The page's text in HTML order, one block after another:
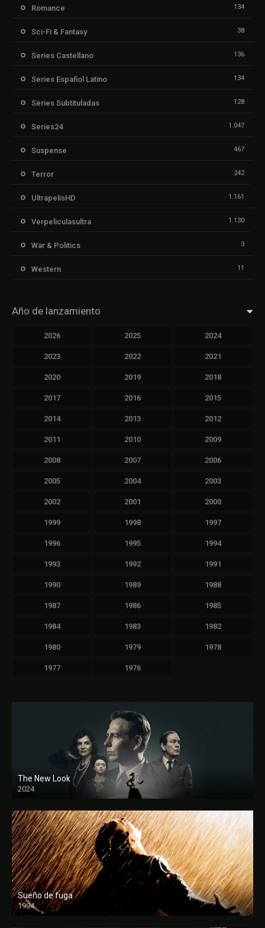
Romance 134
Sci-Fi & Fantasy 38
Series Castellano 136
Series Español Latino 134
Series Subtituladas 128
Series24 1.047
Suspense 467
Terror 242
UltrapelisHD 1.161
Verpeliculasultra 1.130
War & Politics 3
Western 11
Año de lanzamiento
2026 2025 2024
2023 2022 2021
2020 2019 2018
2017 2016 2015
2014 2013 2012
2011 2010 2009
2008 2007 2006
2005 2004 2003
2002 2001 2000
1999 1998 1997
1996 1995 1994
1993 1992 1991
1990 1989 1988
1987 1986 1985
1984 1983 1982
1980 1979 1978
1977 1976
The New Look
2024
Sueño de fuga
1994
FULL HD